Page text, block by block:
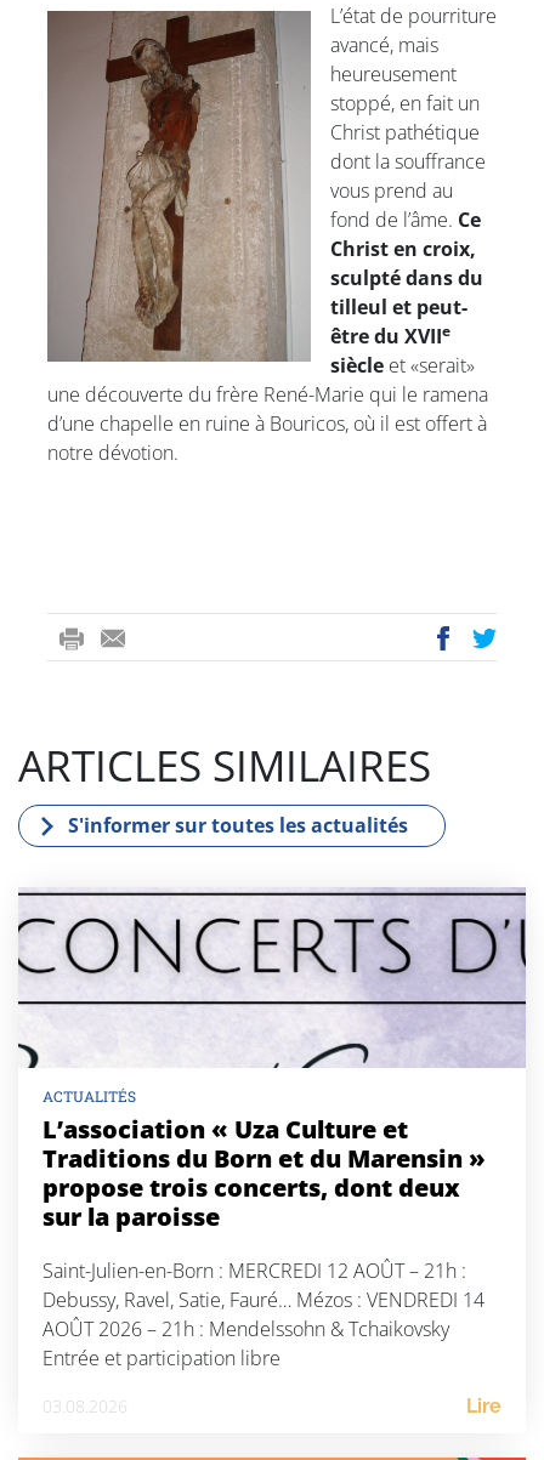
L’état de pourriture
avancé, mais
heureusement
stoppé, en fait un
Christ pathétique
dont la souffrance
vous prend au
fond de l’âme. Ce
Christ en croix,
sculpté dans du
tilleul et peut-
être du XVIIe
siècle et «serait»
une découverte du frère René-Marie qui le ramena
d’une chapelle en ruine à Bouricos, où il est offert à
notre dévotion.
ri
-
ac
wi
ARTICLES SIMILAIRES
S'informer sur toutes les actualités
ACTUALITÉS
L’association « Uza Culture et
Traditions du Born et du Marensin »
propose trois concerts, dont deux
sur la paroisse
Saint-Julien-en-Born : MERCREDI 12 AOÛT – 21h :
Debussy, Ravel, Satie, Fauré… Mézos : VENDREDI 14
AOÛT 2026 – 21h : Mendelssohn & Tchaikovsky
Entrée et participation libre
03.08.2026 Lire